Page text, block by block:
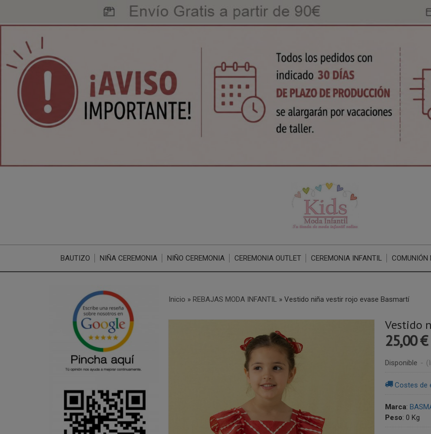
BAUTIZO NIÑA CEREMONIA NIÑO CEREMONIA CEREMONIA OUTLET CEREMONIA INFANTIL COMUNIÓN
Inicio » REBAJAS MODA INFANTIL » Vestido niña vestir rojo evase Basmartí
Vestido
25,00 €
Disponible -
Costes de
Marca:
Peso: 0 Kg